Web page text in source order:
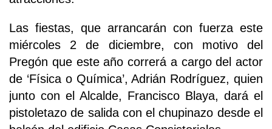
Las fiestas, que arrancarán con fuerza este
miércoles 2 de diciembre, con motivo del
Pregón que este año correrá a cargo del actor
de ‘Física o Química’, Adrián Rodríguez, quien
junto con el Alcalde, Francisco Blaya, dará el
pistoletazo de salida con el chupinazo desde el